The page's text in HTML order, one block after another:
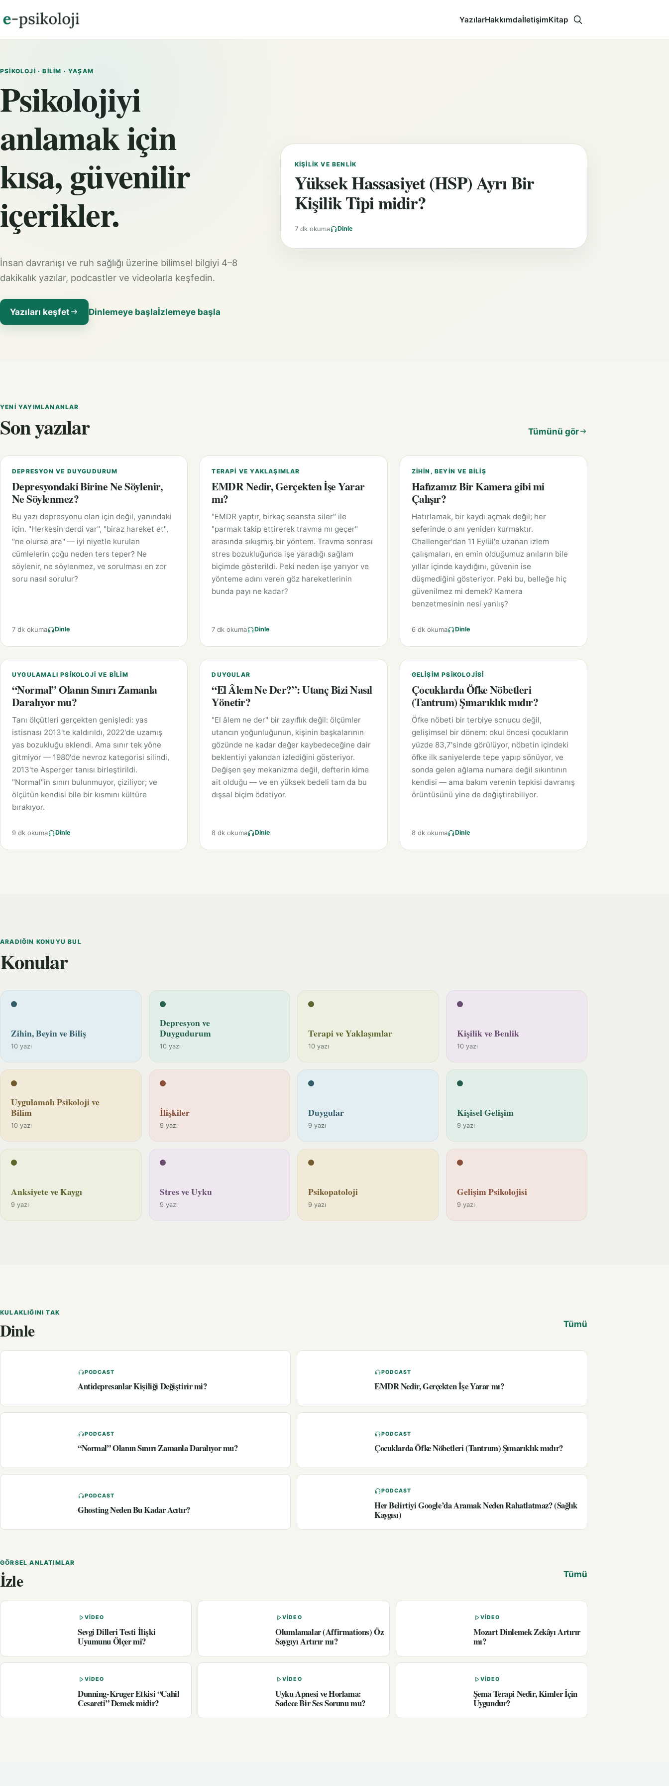
YazılarHakkımdaİletişimKitap Aramayı aç
PSIKOLOJI · BILIM · YAŞAM
Psikolojiyi
anlamak için
kısa, güvenilir
içerikler.
İnsan davranışı ve ruh sağlığı üzerine bilimsel bilgiyi 4–8
dakikalık yazılar, podcastler ve videolarla keşfedin.
Yazıları keşfet Dinlemeye başlaİzlemeye başla
KIŞILIK VE BENLIK
Yüksek Hassasiyet (HSP) Ayrı Bir
Kişilik Tipi midir?
7 dk okuma Dinle
YENI YAYIMLANANLAR
Son yazılar Tümünü gör
DEPRESYON VE DUYGUDURUM
Depresyondaki Birine Ne Söylenir,
Ne Söylenmez?
Bu yazı depresyonu olan için değil, yanındaki
için. "Herkesin derdi var", "biraz hareket et",
"ne olursa ara" — iyi niyetle kurulan
cümlelerin çoğu neden ters teper? Ne
söylenir, ne söylenmez, ve sorulması en zor
soru nasıl sorulur?
7 dk okuma Dinle
TERAPI VE YAKLAŞIMLAR
EMDR Nedir, Gerçekten İşe Yarar
mı?
"EMDR yaptır, birkaç seansta siler" ile
"parmak takip ettirerek travma mı geçer"
arasında sıkışmış bir yöntem. Travma sonrası
stres bozukluğunda işe yaradığı sağlam
biçimde gösterildi. Peki neden işe yarıyor ve
yönteme adını veren göz hareketlerinin
bunda payı ne kadar?
7 dk okuma Dinle
ZIHIN, BEYIN VE BILIŞ
Hafızamız Bir Kamera gibi mi
Çalışır?
Hatırlamak, bir kaydı açmak değil; her
seferinde o anı yeniden kurmaktır.
Challenger'dan 11 Eylül'e uzanan izlem
çalışmaları, en emin olduğumuz anıların bile
yıllar içinde kaydığını, güvenin ise
düşmediğini gösteriyor. Peki bu, belleğe hiç
güvenilmez mi demek? Kamera
benzetmesinin nesi yanlış?
6 dk okuma Dinle
UYGULAMALI PSIKOLOJI VE BILIM
“Normal” Olanın Sınırı Zamanla
Daralıyor mu?
Tanı ölçütleri gerçekten genişledi: yas
istisnası 2013'te kaldırıldı, 2022'de uzamış
yas bozukluğu eklendi. Ama sınır tek yöne
gitmiyor — 1980'de nevroz kategorisi silindi,
2013'te Asperger tanısı birleştirildi.
"Normal"in sınırı bulunmuyor, çiziliyor; ve
ölçütün kendisi bile bir kısmını kültüre
bırakıyor.
9 dk okuma Dinle
DUYGULAR
“El Âlem Ne Der?”: Utanç Bizi Nasıl
Yönetir?
"El âlem ne der" bir zayıflık değil: ölçümler
utancın yoğunluğunun, kişinin başkalarının
gözünde ne kadar değer kaybedeceğine dair
beklentiyi yakından izlediğini gösteriyor.
Değişen şey mekanizma değil, defterin kime
ait olduğu — ve en yüksek bedeli tam da bu
dışsal biçim ödetiyor.
8 dk okuma Dinle
GELIŞIM PSIKOLOJISI
Çocuklarda Öfke Nöbetleri
(Tantrum) Şımarıklık mıdır?
Öfke nöbeti bir terbiye sonucu değil,
gelişimsel bir dönem: okul öncesi çocukların
yüzde 83,7'sinde görülüyor, nöbetin içindeki
öfke ilk saniyelerde tepe yapıp sönüyor, ve
sonda gelen ağlama numara değil sıkıntının
kendisi — ama bakım verenin tepkisi davranış
örüntüsünü yine de değiştirebiliyor.
8 dk okuma Dinle
ARADIĞIN KONUYU BUL
Konular
Zihin, Beyin ve Biliş
10 yazı
Depresyon ve
Duygudurum
10 yazı
Terapi ve Yaklaşımlar
10 yazı
Kişilik ve Benlik
10 yazı
Uygulamalı Psikoloji ve
Bilim
10 yazı
İlişkiler
9 yazı
Duygular
9 yazı
Kişisel Gelişim
9 yazı
Anksiyete ve Kaygı
9 yazı
Stres ve Uyku
9 yazı
Psikopatoloji
9 yazı
Gelişim Psikolojisi
9 yazı
KULAKLIĞINI TAK
Dinle Tümü
PODCAST
Antidepresanlar Kişiliği Değiştirir mi?
PODCAST
EMDR Nedir, Gerçekten İşe Yarar mı?
PODCAST
“Normal” Olanın Sınırı Zamanla Daralıyor mu?
PODCAST
Çocuklarda Öfke Nöbetleri (Tantrum) Şımarıklık mıdır?
PODCAST
Ghosting Neden Bu Kadar Acıtır?
PODCAST
Her Belirtiyi Google’da Aramak Neden Rahatlatmaz? (Sağlık
Kaygısı)
GÖRSEL ANLATIMLAR
İzle Tümü
VIDEO
Sevgi Dilleri Testi İlişki
Uyumunu Ölçer mi?
VIDEO
Olumlamalar (Affirmations) Öz
Saygıyı Artırır mı?
VIDEO
Mozart Dinlemek Zekâyı Artırır
mı?
VIDEO
Dunning-Kruger Etkisi “Cahil
Cesareti” Demek midir?
VIDEO
Uyku Apnesi ve Horlama:
Sadece Bir Ses Sorunu mu?
VIDEO
Şema Terapi Nedir, Kimler İçin
Uygundur?